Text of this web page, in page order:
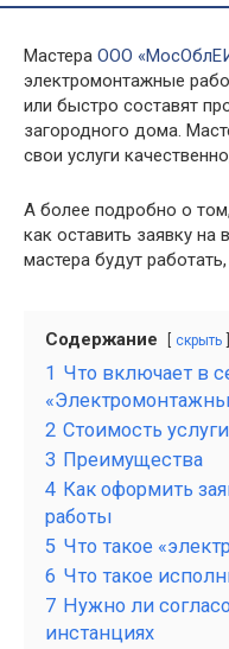
Мастера ООО
электромонтажные
или быстро составят
загородного дома.
свои услуги
А более подробно о
как оставить заявку на
мастера будут
Содержание скрыть
1 Что включает в
2 Стоимость услуги
3 Преимущества
4 Как оформить
работы
5 Что такое
6 Что такое
7 Нужно ли
инстанциях